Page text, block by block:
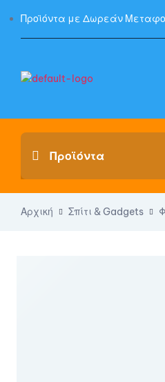
Προϊόντα με Δωρεάν
Αρχική Σπίτι & Gadgets